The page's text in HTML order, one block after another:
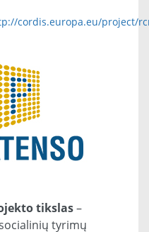
cordis.europa.eu/project/
tikslas–
tyrimų